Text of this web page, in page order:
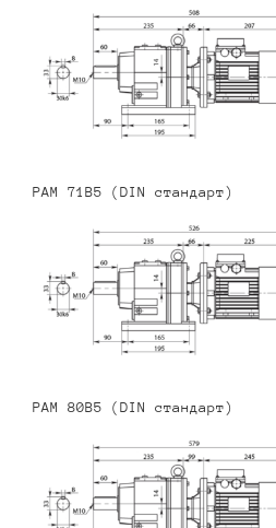
PAM 71B5 (DIN стандарт)
PAM 80B5 (DIN стандарт)